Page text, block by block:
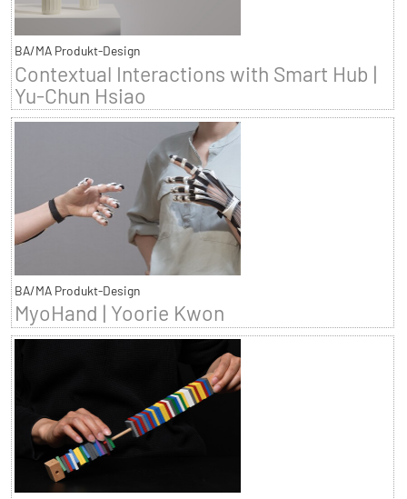
BA/MA Produkt-Design
Contextual Interactions with Smart Hub |
Yu-Chun Hsiao
BA/MA Produkt-Design
MyoHand | Yoorie Kwon